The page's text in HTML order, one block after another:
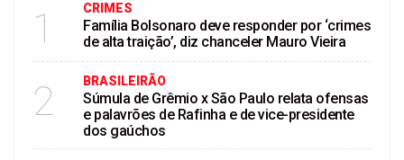
1 CRIMES
Família Bolsonaro deve responder por ‘crimes
de alta traição’, diz chanceler Mauro Vieira
2 BRASILEIRÃO
Súmula de Grêmio x São Paulo relata ofensas
e palavrões de Rafinha e de vice-presidente
dos gaúchos